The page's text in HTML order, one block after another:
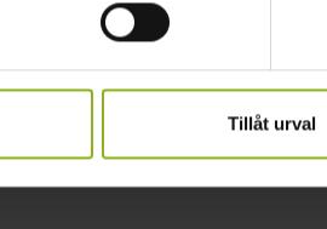
Tillåt urval
gäller!